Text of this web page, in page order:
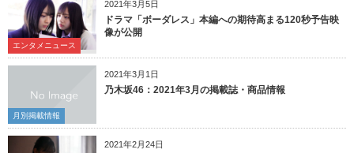
2021年3月5日
エンタメニュース
ドラマ「ボーダレス」本編への期待高まる120秒予告映
像が公開
2021年3月1日
月別掲載情報
乃木坂46：2021年3月の掲載誌・商品情報
2021年2月24日